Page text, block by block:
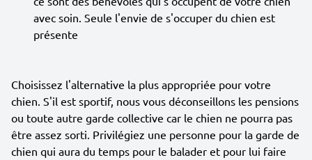
avec soin. Seule l'envie de s'occuper du chien est
présente
Choisissez l'alternative la plus appropriée pour votre
chien. S'il est sportif, nous vous déconseillons les pensions
ou toute autre garde collective car le chien ne pourra pas
être assez sorti. Privilégiez une personne pour la garde de
chien qui aura du temps pour le balader et pour lui faire